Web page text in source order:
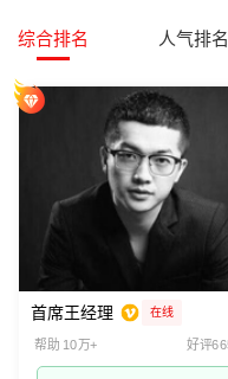
综合排名 人气排名
首席王经理 在线
帮助 10万+ 好评